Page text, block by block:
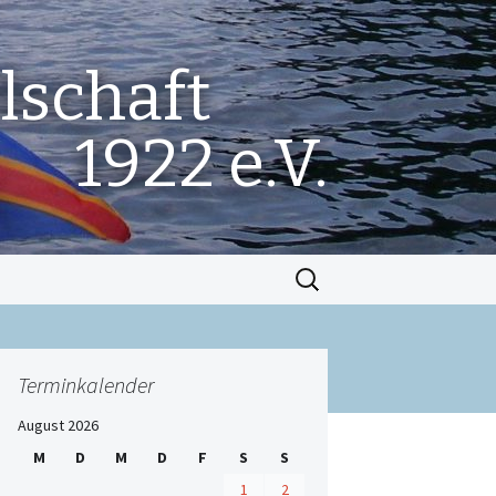
1922 e.V.
Suchen
nach:
Terminkalender
August 2026
M
D M D F S
S
1
2